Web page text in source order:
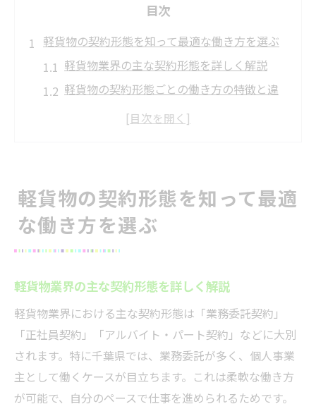
目次
軽貨物の契約形態を知って最適な働き方を選ぶ
軽貨物業界の主な契約形態を詳しく解説
軽貨物の契約形態ごとの働き方の特徴と違
個人事業主と正社員の軽貨物契約比較ポイ
ント
千葉県で始める軽貨物事業の形態別メリット
正社員契約で働く軽貨物ドライバーの安心
感
副業としての軽貨物契約形態が生む自由度
千葉県の軽貨物チャーター便契約の強みを
解説
軽貨物の契約形態を知って最適
な働き方を選ぶ
軽貨物業界の主な契約形態を詳しく解説
軽貨物業界における主な契約形態は「業務委託契約」
「正社員契約」「アルバイト・パート契約」などに大別
されます。特に千葉県では、業務委託が多く、個人事業
主として働くケースが目立ちます。これは柔軟な働き方
が可能で、自分のペースで仕事を進められるためです。